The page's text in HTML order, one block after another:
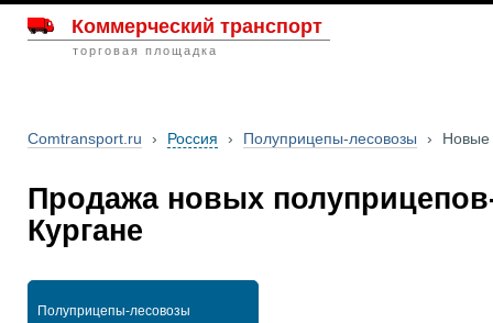
Коммерческий транспорт
торговая площадка
Comtransport.ru › Россия › Полуприцепы-лесовозы › Новые
Продажа новых
Кургане
Полуприцепы-лесовозы